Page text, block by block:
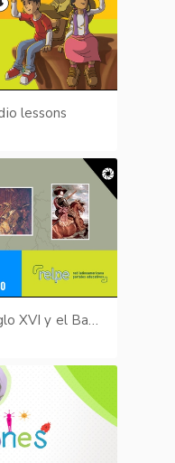
lessons
Kairos - La España del siglo XVI y el Barroco